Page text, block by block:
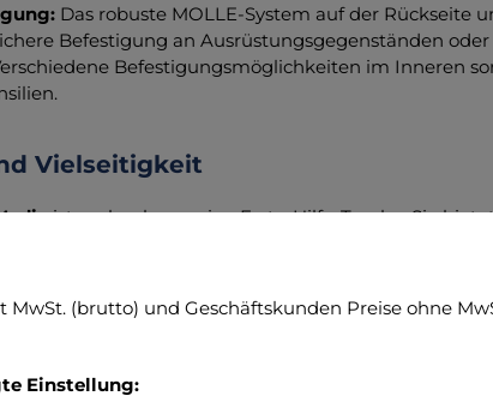
Das robuste MOLLE-System auf der Rückseite
Befestigung an Ausrüstungsgegenständen
Befestigungsmöglichkeiten im Inneren
Vielseitigkeit
ist mehr als nur eine Erste-Hilfe-Tasche. Sie
gesticktes Kreuz auf der Front für schnelle
und sichern Sie sich Ihre TT Tac Pouch Medic
(brutto) und Geschäftskunden Preise ohne
Einstellung: